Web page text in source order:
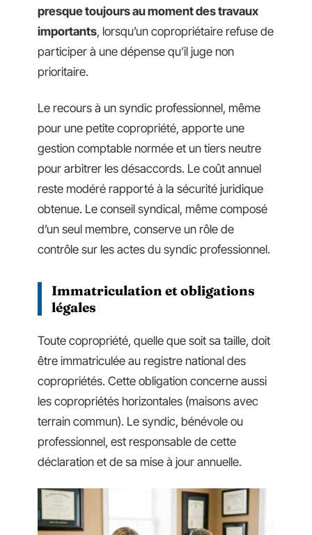
presque toujours au moment des travaux
importants, lorsqu’un copropriétaire refuse de
participer à une dépense qu’il juge non
prioritaire.
Le recours à un syndic professionnel, même
pour une petite copropriété, apporte une
gestion comptable normée et un tiers neutre
pour arbitrer les désaccords. Le coût annuel
reste modéré rapporté à la sécurité juridique
obtenue. Le conseil syndical, même composé
d’un seul membre, conserve un rôle de
contrôle sur les actes du syndic professionnel.
Immatriculation et obligations
légales
Toute copropriété, quelle que soit sa taille, doit
être immatriculée au registre national des
copropriétés. Cette obligation concerne aussi
les copropriétés horizontales (maisons avec
terrain commun). Le syndic, bénévole ou
professionnel, est responsable de cette
déclaration et de sa mise à jour annuelle.